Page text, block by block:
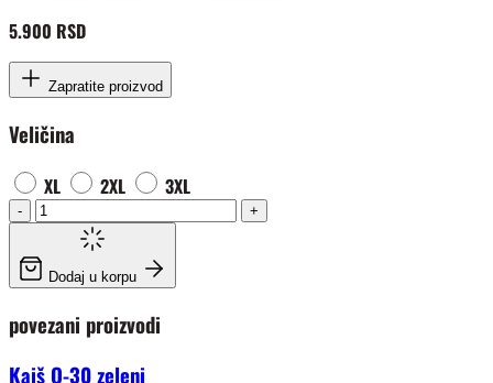
5.900 RSD
Zapratite proizvod
Veličina
XL 2XL 3XL
- +
Dodaj u korpu
povezani proizvodi
Kaiš O-30 zeleni